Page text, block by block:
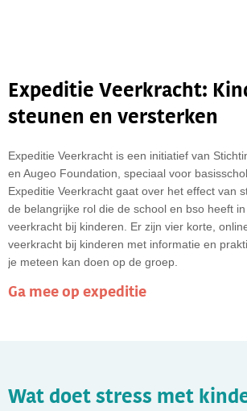
Expeditie Veerkracht:
steunen en versterken
Expeditie Veerkracht is een initiatief van
en Augeo Foundation, speciaal voor
Expeditie Veerkracht gaat over het effect van
de belangrijke rol die de school en bso heeft
veerkracht bij kinderen. Er zijn vier korte,
veerkracht bij kinderen met informatie en
je meteen kan doen op de groep.
Ga mee op expeditie
Wat doet stress met